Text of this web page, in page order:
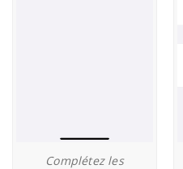
Complétez les